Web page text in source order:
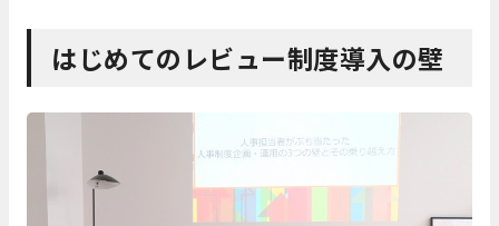
はじめてのレビュー制度導入の壁